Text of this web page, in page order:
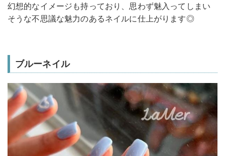
幻想的なイメージも持っており、思わず魅入ってしまい
そうな不思議な魅力のあるネイルに仕上がります◎
ブルーネイル